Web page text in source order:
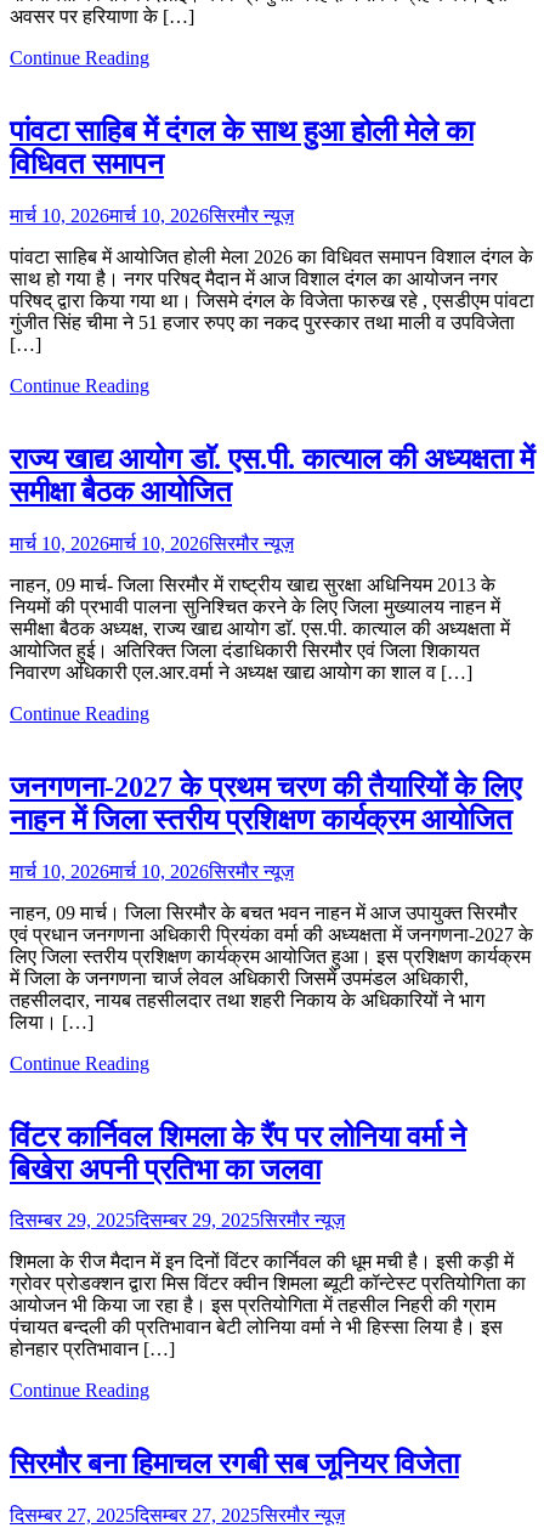
अवसर पर हरियाणा के […]
Continue Reading
पांवटा साहिब में दंगल के साथ हुआ होली मेले का
विधिवत समापन
मार्च 10, 2026मार्च 10, 2026सिरमौर न्यूज़
पांवटा साहिब में आयोजित होली मेला 2026 का विधिवत समापन विशाल दंगल के
साथ हो गया है। नगर परिषद् मैदान में आज विशाल दंगल का आयोजन नगर
परिषद् द्वारा किया गया था। जिसमे दंगल के विजेता फारुख रहे , एसडीएम पांवटा
गुंजीत सिंह चीमा ने 51 हजार रुपए का नकद पुरस्कार तथा माली व उपविजेता
[…]
Continue Reading
राज्य खाद्य आयोग डाॅ. एस.पी. कात्याल की अध्यक्षता में
समीक्षा बैठक आयोजित
मार्च 10, 2026मार्च 10, 2026सिरमौर न्यूज़
नाहन, 09 मार्च- जिला सिरमौर में राष्ट्रीय खाद्य सुरक्षा अधिनियम 2013 के
नियमों की प्रभावी पालना सुनिश्चित करने के लिए जिला मुख्यालय नाहन में
समीक्षा बैठक अध्यक्ष, राज्य खाद्य आयोग डाॅ. एस.पी. कात्याल की अध्यक्षता में
आयोजित हुई। अतिरिक्त जिला दंडाधिकारी सिरमौर एवं जिला शिकायत
निवारण अधिकारी एल.आर.वर्मा ने अध्यक्ष खाद्य आयोग का शाल व […]
Continue Reading
जनगणना-2027 के प्रथम चरण की तैयारियों के लिए
नाहन में जिला स्तरीय प्रशिक्षण कार्यक्रम आयोजित
मार्च 10, 2026मार्च 10, 2026सिरमौर न्यूज़
नाहन, 09 मार्च। जिला सिरमौर के बचत भवन नाहन में आज उपायुक्त सिरमौर
एवं प्रधान जनगणना अधिकारी प्रियंका वर्मा की अध्यक्षता में जनगणना-2027 के
लिए जिला स्तरीय प्रशिक्षण कार्यक्रम आयोजित हुआ। इस प्रशिक्षण कार्यक्रम
में जिला के जनगणना चार्ज लेवल अधिकारी जिसमें उपमंडल अधिकारी,
तहसीलदार, नायब तहसीलदार तथा शहरी निकाय के अधिकारियों ने भाग
लिया। […]
Continue Reading
विंटर कार्निवल शिमला के रैंप पर लोनिया वर्मा ने
बिखेरा अपनी प्रतिभा का जलवा
दिसम्बर 29, 2025दिसम्बर 29, 2025सिरमौर न्यूज़
शिमला के रीज मैदान में इन दिनों विंटर कार्निवल की धूम मची है। इसी कड़ी में
ग्रोवर प्रोडक्शन द्वारा मिस विंटर क्वीन शिमला ब्यूटी कॉन्टेस्ट प्रतियोगिता का
आयोजन भी किया जा रहा है। इस प्रतियोगिता में तहसील निहरी की ग्राम
पंचायत बन्दली की प्रतिभावान बेटी लोनिया वर्मा ने भी हिस्सा लिया है। इस
होनहार प्रतिभावान […]
Continue Reading
सिरमौर बना हिमाचल रगबी सब जूनियर विजेता
दिसम्बर 27, 2025दिसम्बर 27, 2025सिरमौर न्यूज़